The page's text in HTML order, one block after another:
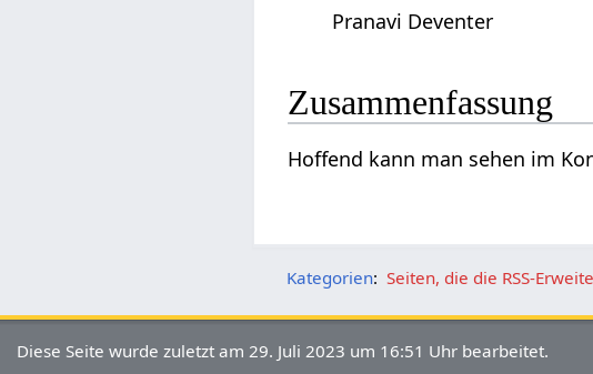
Pranavi Deventer
Zusammenfassung
Hoffend‏‎ kann man sehen im
Kategorien: Seiten, die die RSS-
Diese Seite wurde zuletzt am 29. Juli 2023 um 16:51 Uhr bearbeitet.